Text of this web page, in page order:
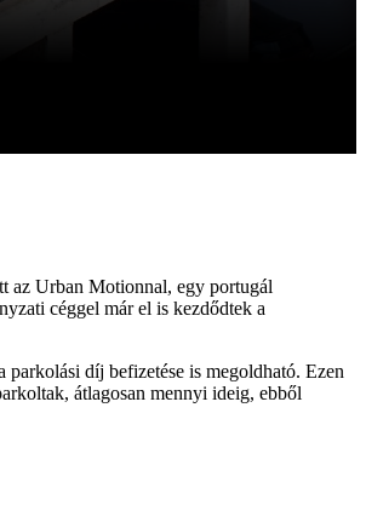
az Urban Motionnal, egy portugál
céggel már el is kezdődtek a
díj befizetése is megoldható. Ezen
átlagosan mennyi ideig, ebből